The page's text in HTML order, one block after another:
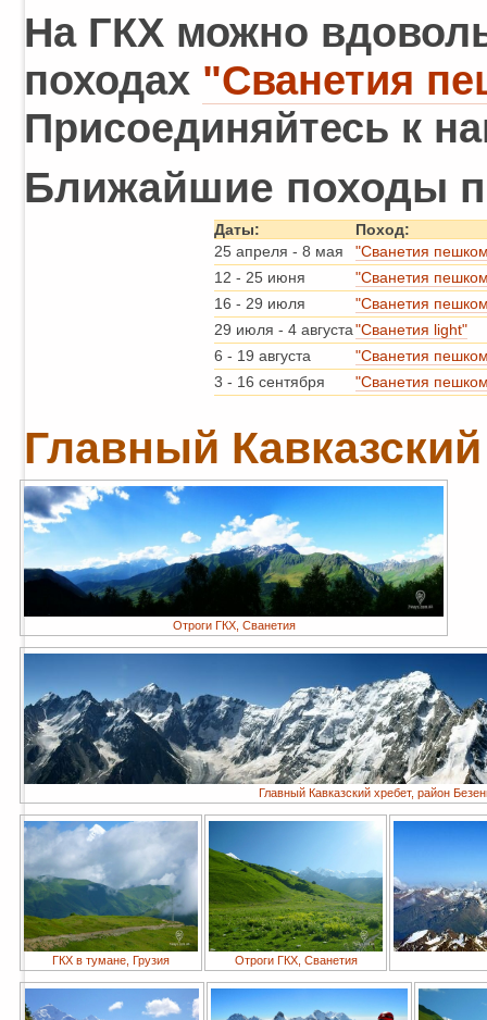
На ГКХ можно
походах "Сванетия
Присоединяйтесь к
Ближайшие походы
Даты:
Поход:
25 апреля - 8 мая
"Сванетия
12 - 25 июня
"Сванетия
16 - 29 июля
"Сванетия
29 июля - 4 августа"Сванетия light"
6 - 19 августа
"Сванетия
3 - 16 сентября "Сванетия
Главный
Отроги ГКХ, Сванетия
Главный Кавказский хребет, район
ГКХ в тумане, Грузия Отроги ГКХ, Сванетия